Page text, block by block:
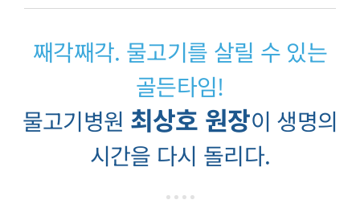
째각째각. 물고기를 살릴 수 있는
골든타임!
물고기병원 최상호 원장이 생명의
시간을 다시 돌리다.